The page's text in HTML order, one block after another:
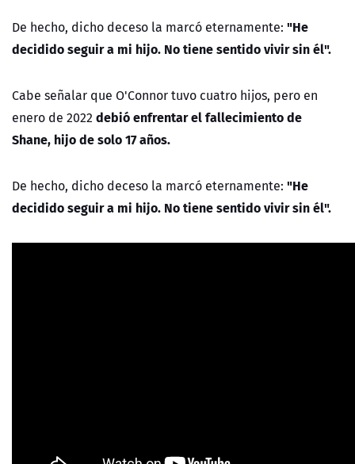
De hecho, dicho deceso la marcó eternamente: "He
decidido seguir a mi hijo. No tiene sentido vivir sin él".
Cabe señalar que O'Connor tuvo cuatro hijos, pero en
enero de 2022 debió enfrentar el fallecimiento de
Shane, hijo de solo 17 años.
De hecho, dicho deceso la marcó eternamente: "He
decidido seguir a mi hijo. No tiene sentido vivir sin él".